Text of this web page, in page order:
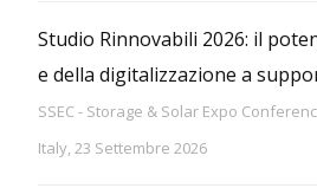
Studio Rinnovabili 2026: il
e della digitalizzazione a
SSEC - Storage & Solar Expo
Italy, 23 Settembre 2026